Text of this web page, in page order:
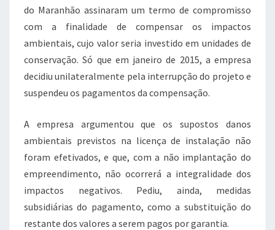
do Maranhão assinaram um termo de compromisso
com a finalidade de compensar os impactos
ambientais, cujo valor seria investido em unidades de
conservação. Só que em janeiro de 2015, a empresa
decidiu unilateralmente pela interrupção do projeto e
suspendeu os pagamentos da compensação.
A empresa argumentou que os supostos danos
ambientais previstos na licença de instalação não
foram efetivados, e que, com a não implantação do
empreendimento, não ocorrerá a integralidade dos
impactos negativos. Pediu, ainda, medidas
subsidiárias do pagamento, como a substituição do
restante dos valores a serem pagos por garantia.